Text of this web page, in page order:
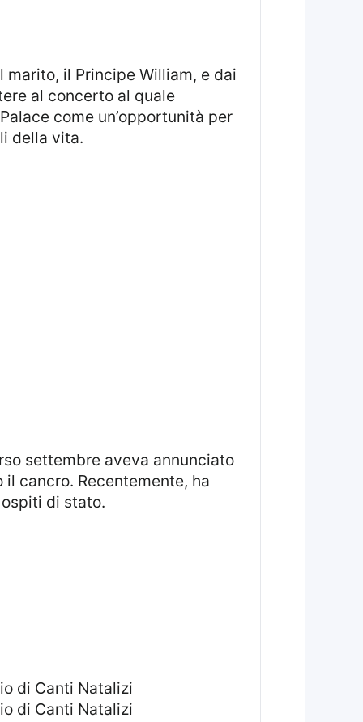
al concerto al quale
come un’opportunità per
della vita.
cancro. Recentemente, ha
di stato.